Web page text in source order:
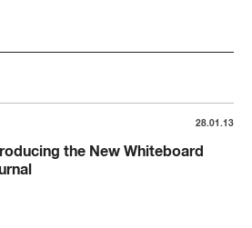
28.01.13
the New Whiteboard